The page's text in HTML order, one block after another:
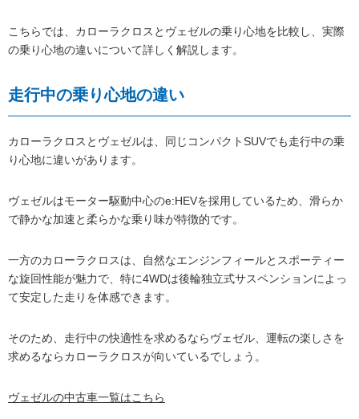
こちらでは、カローラクロスとヴェゼルの乗り心地を比較し、実際
の乗り心地の違いについて詳しく解説します。
走行中の乗り心地の違い
カローラクロスとヴェゼルは、同じコンパクトSUVでも走行中の乗
り心地に違いがあります。
ヴェゼルはモーター駆動中心のe:HEVを採用しているため、滑らか
で静かな加速と柔らかな乗り味が特徴的です。
一方のカローラクロスは、自然なエンジンフィールとスポーティー
な旋回性能が魅力で、特に4WDは後輪独立式サスペンションによっ
て安定した走りを体感できます。
そのため、走行中の快適性を求めるならヴェゼル、運転の楽しさを
求めるならカローラクロスが向いているでしょう。
ヴェゼルの中古車一覧はこちら